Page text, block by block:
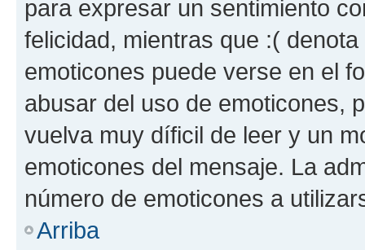
para expresar un sentimiento
felicidad, mientras que :(
emoticones puede verse en el
abusar del uso de emoticones,
vuelva muy díficil de leer y un
emoticones del mensaje. La
número de emoticones a
Arriba